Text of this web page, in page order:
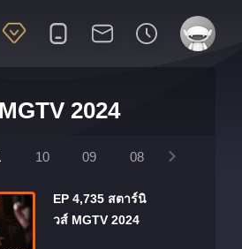
2024
10 09 08
EP 4,735 สตาร์นิ
วส์ MGTV 2024